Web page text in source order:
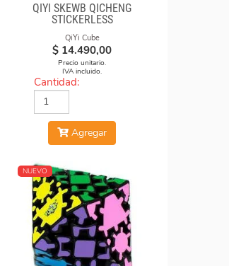
QIYI SKEWB QICHENG
STICKERLESS
QiYi Cube
$ 14.490,00
Precio unitario.
IVA incluido.
Cantidad:
Agregar
NUEVO